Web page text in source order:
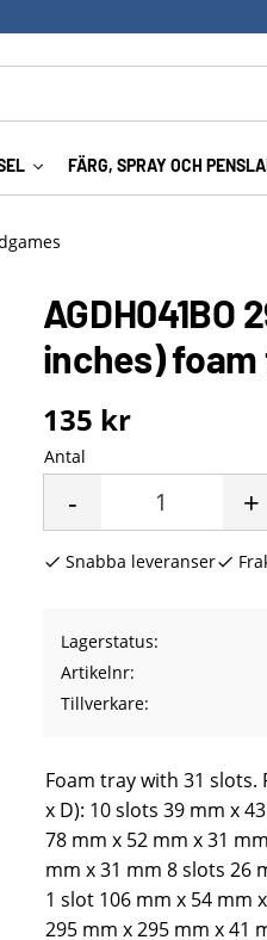
FÄRG, SPRAY OCH
AGDH041BO
inches)
135 kr
Antal
+
-
Snabba leveranser
Lagerstatus
Artikelnr
Tillverkare
Foam tray with 31 slots.
x D): 10 slots 39 mm x
78 mm x 52 mm x 31
mm x 31 mm 8 slots 26
1 slot 106 mm x 54 mm
295 mm x 295 mm x 41